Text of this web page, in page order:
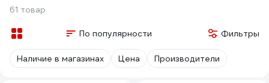
61 товар
По популярности Фильтры
Наличие в магазинах Цена Производители